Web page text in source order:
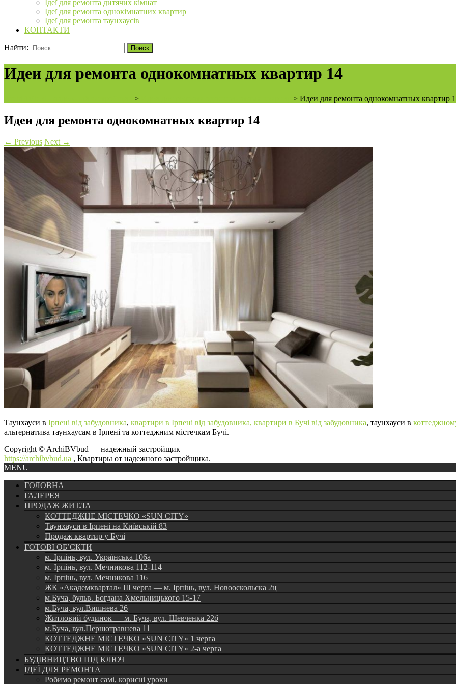
Ідеї для ремонта дитячих кімнат
Ідеї для ремонта однокімнатних квартир
Ідеї для ремонта таунхаусів
КОНТАКТИ
Найти:
Идеи для ремонта однокомнатных квартир 14
> > Идеи для ремонта однокомнатных квартир
Идеи для ремонта однокомнатных квартир 14
← Previous Next →
Таунхауси в Ірпені від забудовника, квартири в Ірпені від забудовника, квартири в Бучі від забудовника, таунхауси в
альтернатива таунхаусам в Ірпені та коттеджним містечкам Бучі.
Copyright © ArchiBVbud — надежный застройщик
https://archibvbud.ua , Квартиры от надежного застройщика.
MENU
ГОЛОВНА
ГАЛЕРЕЯ
ПРОДАЖ ЖИТЛА
КОТТЕДЖНЕ МІСТЕЧКО «SUN CITY»
Таунхауси в Ірпені на Київській 83
Продаж квартир у Бучі
ГОТОВІ ОБ’ЄКТИ
м. Ірпінь, вул. Українська 106а
м. Ірпінь, вул. Мечникова 112-114
м. Ірпінь, вул. Мечникова 116
ЖК «Академквартал» III черга — м. Ірпінь, вул. Новооскольска 2ц
м.Буча, бульв. Богдана Хмельницького 15-17
м.Буча, вул.Вишнева 26
Житловий будинок — м. Буча, вул. Шевченка 22б
м.Буча, вул.Першотравнева 11
КОТТЕДЖНЕ МІСТЕЧКО «SUN CITY» 1 черга
КОТТЕДЖНЕ МІСТЕЧКО «SUN CITY» 2-а черга
БУДІВНИЦТВО ПІД КЛЮЧ
ІДЕЇ ДЛЯ РЕМОНТА
Робимо ремонт самі, корисні уроки